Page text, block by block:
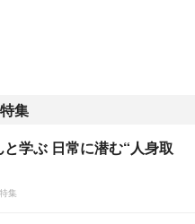
集
学ぶ 日常に潜む“人身取
集